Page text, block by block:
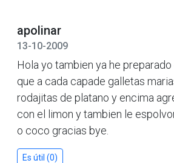
apolinar
13-10-2009
Hola yo tambien ya he
que a cada capade galletas
rodajitas de platano y encima
con el limon y tambien le
o coco gracias bye.
Es útil (0)